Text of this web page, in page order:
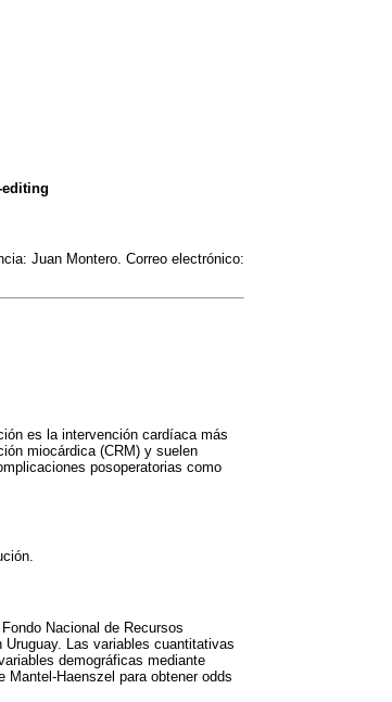
Juan Montero. Correo electrónico:
es la intervención cardíaca más
miocárdica (CRM) y suelen
posoperatorias como
Nacional de Recursos
Las variables cuantitativas
demográficas mediante
Haenszel para obtener odds